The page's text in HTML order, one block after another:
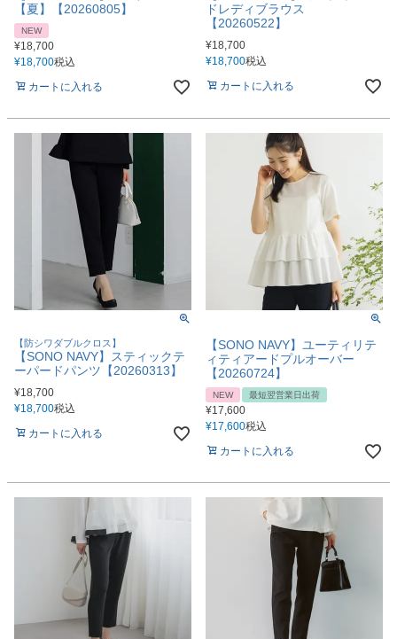
【夏】【20260805】
NEW
¥18,700
¥18,700税込
カートに入れる
ドレディブラウス
【20260522】
¥18,700
¥18,700税込
カートに入れる
【防シワダブルクロス】
【SONO NAVY】スティックテ
ーパードパンツ【20260313】
¥18,700
¥18,700税込
カートに入れる
【SONO NAVY】ユーティリテ
ィティアードプルオーバー
【20260724】
NEW 最短翌営業日出荷
¥17,600
¥17,600税込
カートに入れる